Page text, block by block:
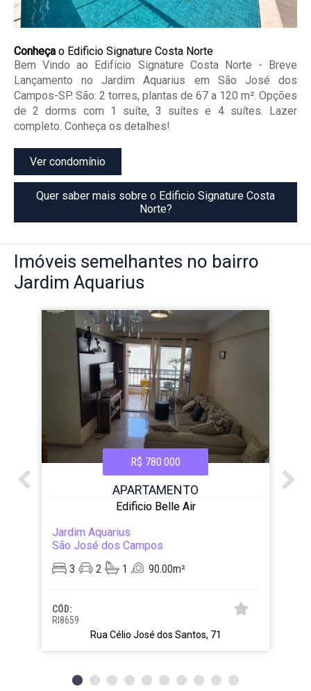
Conheçao Edificio Signature Costa Norte
Bem Vindo ao Edifício Signature Costa Norte - Breve
Lançamento no Jardim Aquarius em São José dos
Campos-SP. São: 2 torres, plantas de 67 a 120 m². Opções
de 2 dorms com 1 suíte, 3 suítes e 4 suítes. Lazer
completo. Conheça os detalhes!
Ver condomínio
Quer saber mais sobre o Edificio Signature Costa
Norte?
Imóveis semelhantes no bairro
Jardim Aquarius
R$ 780.000
APARTAMENTO
Edificio Belle Air
Jardim Aquarius
São José dos Campos
3
2 1 90.00m²
CÓD:
RI8659
Rua Célio José dos Santos, 71